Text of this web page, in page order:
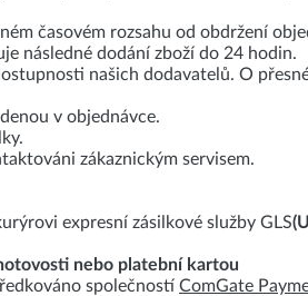
časovém rozsahu od obdržení
následné dodání zboží do 24 hodin.
našich dodavatelů. O
v objednávce.
zákaznickým servisem.
expresní zásilkové služby GLS
nebo platební kartou
společností ComGate